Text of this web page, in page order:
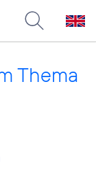
Thema